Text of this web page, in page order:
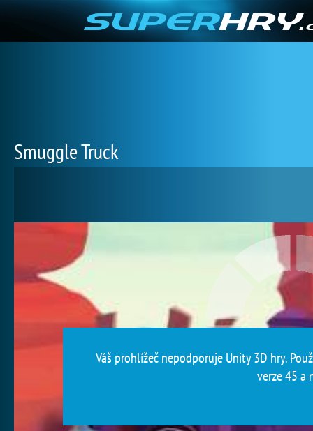
Smuggle Truck
Váš prohlížeč nepodporuje Unity 3D hry.
verze 45 a